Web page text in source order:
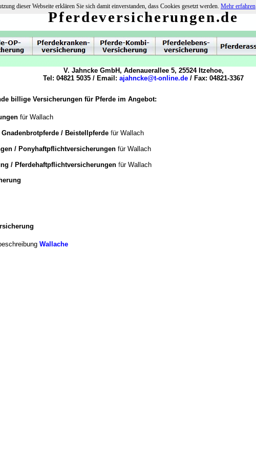
dieser Webseite erklären Sie sich damit einverstanden, dass Cookies gesetzt werden. Mehr erfahren
billige Versicherungen für Pferde im Angebot:
für Wallach
/ Beistellpferde für Wallach
/ Ponyhaftpflichtversicherungen für Wallach
/ Pferdehaftpflichtversicherungen für Wallach
Wallache
Pferdeversicherungen.de
V. Jahncke GmbH, Adenauerallee 5, 25524 Itzehoe,
Tel: 04821 5035 / Email: ajahncke@t-online.de / Fax: 04821-3367